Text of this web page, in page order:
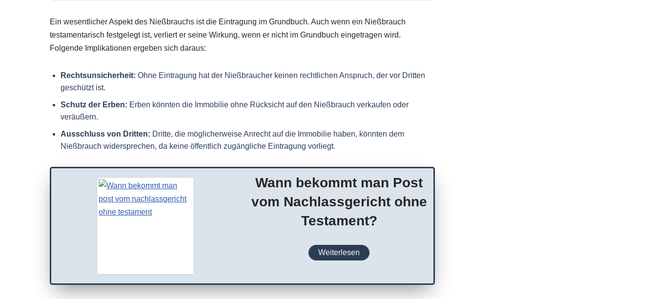
Ein wesentlicher Aspekt des Nießbrauchs ist die Eintragung im Grundbuch. Auch wenn ein Nießbrauch
testamentarisch festgelegt ist, verliert er seine Wirkung, wenn er nicht im Grundbuch eingetragen wird.
Folgende Implikationen ergeben sich daraus:
Rechtsunsicherheit: Ohne Eintragung hat der Nießbraucher keinen rechtlichen Anspruch, der vor Dritten
geschützt ist.
Schutz der Erben: Erben könnten die Immobilie ohne Rücksicht auf den Nießbrauch verkaufen oder
veräußern.
Ausschluss von Dritten: Dritte, die möglicherweise Anrecht auf die Immobilie haben, könnten dem
Nießbrauch widersprechen, da keine öffentlich zugängliche Eintragung vorliegt.
Wann bekommt man Post
vom Nachlassgericht ohne
Testament?
Weiterlesen